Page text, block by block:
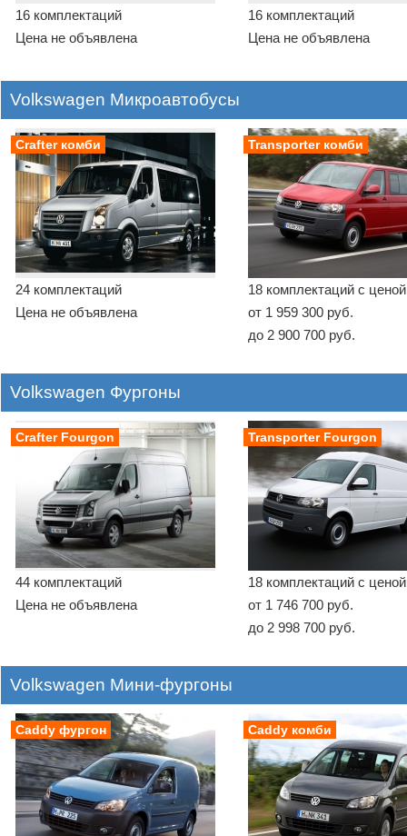
16 комплектаций
Цена не объявлена
16 комплектаций
Цена не объявлена
Volkswagen Микроавтобусы
Crafter комби
24 комплектаций
Цена не объявлена
Transporter комби
18 комплектаций с
от 1 959 300 руб.
до 2 900 700 руб.
Volkswagen Фургоны
Crafter Fourgon
44 комплектаций
Цена не объявлена
Transporter Fourgon
18 комплектаций с
от 1 746 700 руб.
до 2 998 700 руб.
Volkswagen Мини-фургоны
Caddy фургон Caddy комби